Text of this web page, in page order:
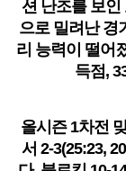
션 난조를 보인
으로 밀려난 경
리 능력이 떨어
득점,
올시즌 1차전
서 2-3(25:23,